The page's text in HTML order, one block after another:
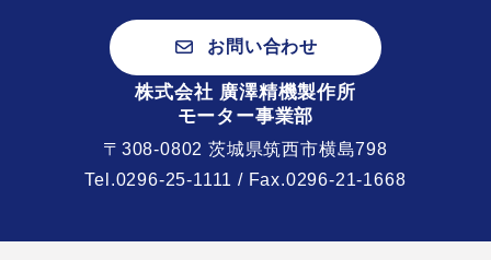
お問い合わせ
株式会社 廣澤精機製作所
モーター事業部
〒308-0802 茨城県筑西市横島798
Tel.0296-25-1111 / Fax.0296-21-1668